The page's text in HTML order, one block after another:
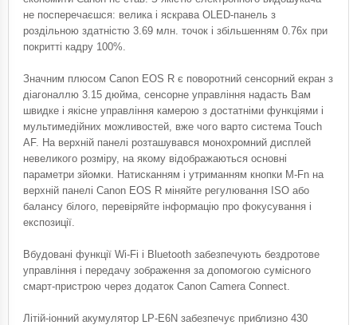
не посперечаєшся: велика і яскрава OLED-панель з
роздільною здатністю 3.69 млн. точок і збільшенням 0.76х при
покритті кадру 100%.
Значним плюсом Canon EOS R є поворотний сенсорний екран з
діагоналлю 3.15 дюйма, сенсорне управління надасть Вам
швидке і якісне управління камерою з достатніми функціями і
мультимедійних можливостей, вже чого варто система Touch
AF. На верхній панелі розташувався монохромний дисплей
невеликого розміру, на якому відображаються основні
параметри зйомки. Натисканням і утриманням кнопки M-Fn на
верхній панелі Canon EOS R міняйте регулювання ISO або
балансу білого, перевіряйте інформацію про фокусування і
експозиції.
Вбудовані функції Wi-Fi і Bluetooth забезпечують бездротове
управління і передачу зображення за допомогою сумісного
смарт-пристрою через додаток Canon Camera Connect.
Літій-іонний акумулятор LP-E6N забезпечує приблизно 430